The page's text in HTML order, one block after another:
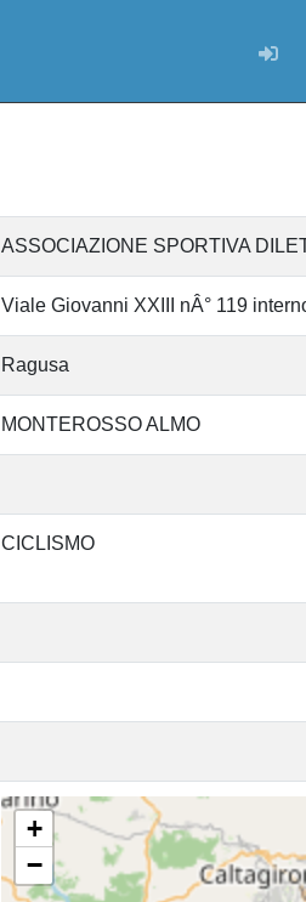
ASSOCIAZIONE SPORTIVA
Viale Giovanni XXIII nÂ° 119
Ragusa
MONTEROSSO ALMO
CICLISMO
+
−